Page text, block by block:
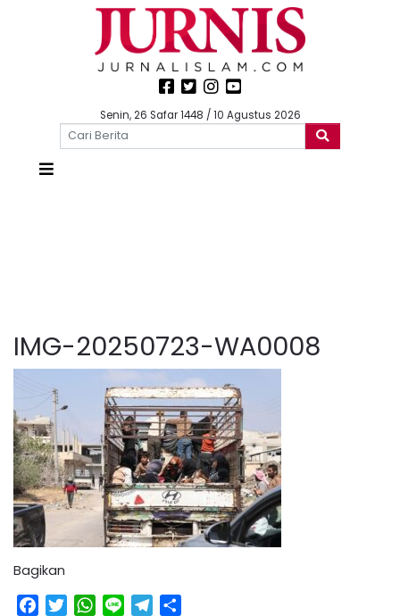
Senin, 26 Safar 1448 / 10 Agustus 2026
IMG-20250723-WA0008
Bagikan
Facebook
TwitterWhatsApp
Line Telegram